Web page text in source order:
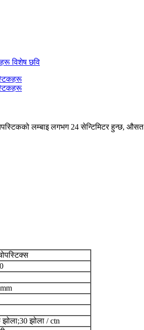
लम्बाइ लगभग 24 सेन्टिमिटर हुन्छ,
झोला;30 झोला / ctn